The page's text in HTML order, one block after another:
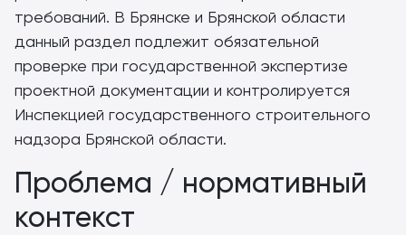
требований. В Брянске и Брянской области
данный раздел подлежит обязательной
проверке при государственной экспертизе
проектной документации и контролируется
Инспекцией государственного строительного
надзора Брянской области.
Проблема / нормативный
контекст